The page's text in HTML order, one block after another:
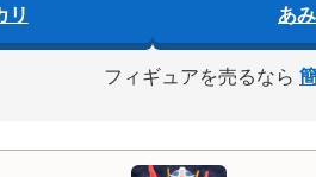
リ あ
フィギュアを売るなら